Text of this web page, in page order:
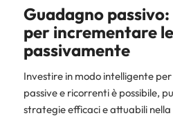
Guadagno
per incrementare
passivamente
Investire in modo intelligente
passive e ricorrenti è possibile,
strategie efficaci e attuabili